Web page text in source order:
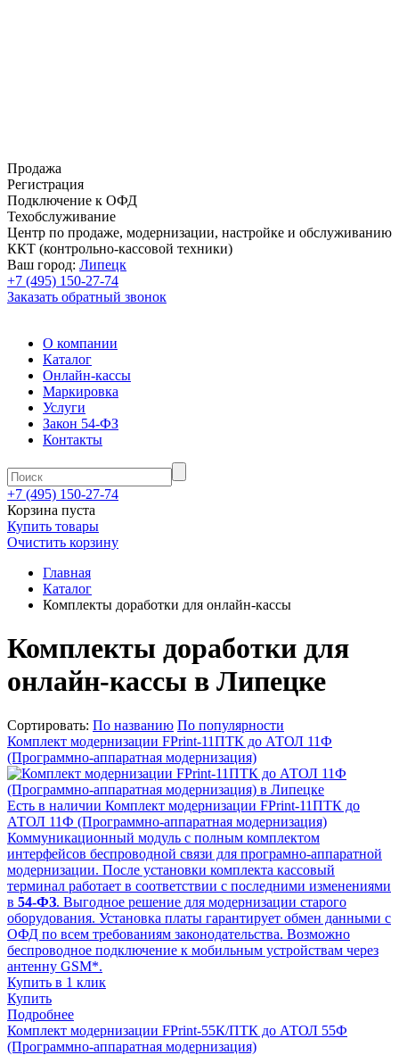
Продажа
Регистрация
Подключение к ОФД
Техобслуживание
Центр по продаже, модернизации, настройке и обслуживанию
ККТ (контрольно-кассовой техники)
Ваш город: Липецк
+7 (495) 150-27-74
Заказать обратный звонок
О компании
Каталог
Онлайн-кассы
Маркировка
Услуги
Закон 54-ФЗ
Контакты
+7 (495) 150-27-74
Корзина пуста
Купить товары
Очистить корзину
Главная
Каталог
Комплекты доработки для онлайн-кассы
Комплекты доработки для
онлайн-кассы в Липецке
Сортировать: По названию По популярности
Комплект модернизации FPrint-11ПТК до АТОЛ 11Ф
(Программно-аппаратная модернизация)
Есть в наличии Комплект модернизации FPrint-11ПТК до
АТОЛ 11Ф (Программно-аппаратная модернизация)
Коммуникационный модуль с полным комплектом
интерфейсов беспроводной связи для програмно-аппаратной
модернизации. После установки комплекта кассовый
терминал работает в соответствии с последними изменениями
в 54-ФЗ. Выгодное решение для модернизации старого
оборудования. Установка платы гарантирует обмен данными с
ОФД по всем требованиям законодательства. Возможно
беспроводное подключение к мобильным устройствам через
антенну GSM*.
Купить в 1 клик
Купить
Подробнее
Комплект модернизации FPrint-55К/ПТК до АТОЛ 55Ф
(Программно-аппаратная модернизация)